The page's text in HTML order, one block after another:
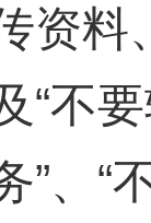
资料
“不
”、“